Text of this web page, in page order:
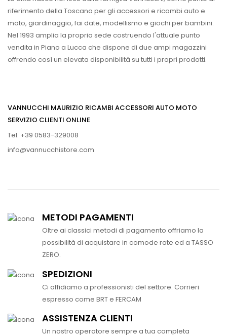
riferimento della Toscana per gli accessori e ricambi auto e
moto, giardinaggio, fai date, modellismo e giochi per bambini.
Nel 1993 amplia la propria sede costruendo l'attuale punto
vendita in Piano a Lucca che dispone di due ampi magazzini
offrendo così un elevata disponibilità su tutti i propri prodotti.
VANNUCCHI MAURIZIO RICAMBI ACCESSORI AUTO MOTO
SERVIZIO CLIENTI ONLINE
Tel. +39 0583-329008
info@vannucchistore.com
METODI PAGAMENTI
Oltre ai classici metodi di pagamento offriamo la
possibilità di acquistare in comode rate ed a TASSO
ZERO.
SPEDIZIONI
Ci affidiamo a professionisti del settore. Corrieri
espresso come BRT e FERCAM
ASSISTENZA CLIENTI
Un nostro operatore sempre a tua completa